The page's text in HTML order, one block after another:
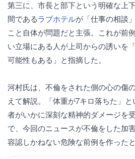
第三に、市長と部下という明確な上
間であるラブホテルが「仕事の相談
こと自体が問題だと主張。これが前
い立場にある人が上司からの誘いを
可能性もある」と指摘した。
河村氏は、不倫をされた側の心の傷
えて解説。「体重が7キロ落ちた」
者がいかに深刻な精神的ダメージを
で、今回のニュースが不倫をした加
容認しかねない危険な前例を作った